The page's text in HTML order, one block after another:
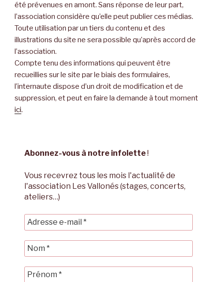
été prévenues en amont. Sans réponse de leur part,
l’association considère qu’elle peut publier ces médias.
Toute utilisation par un tiers du contenu et des
illustrations du site ne sera possible qu’après accord de
l’association.
Compte tenu des informations qui peuvent être
recueillies sur le site par le biais des formulaires,
l’internaute dispose d’un droit de modification et de
suppression, et peut en faire la demande à tout moment
ici.
Abonnez-vous à notre infolette!
Vous recevrez tous les mois l'actualité de
l'association Les Vallonés (stages, concerts,
ateliers…)